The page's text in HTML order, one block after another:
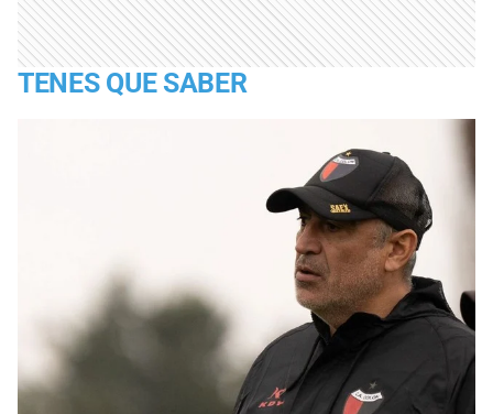
TENES QUE SABER